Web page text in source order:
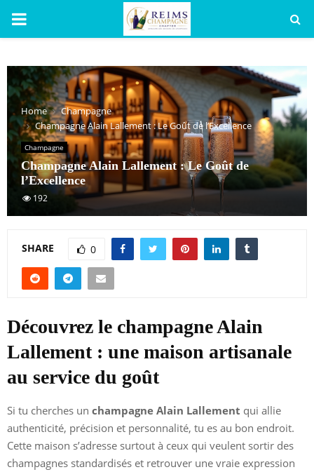
PRIMARY
Home
Champagne
Champagne Alain Lallement : Le Goût de l’Excellence
Champagne
Champagne Alain Lallement : Le Goût de
l’Excellence
192
SHARE 0
Découvrez le champagne Alain
Lallement : une maison artisanale
au service du goût
Si tu cherches un champagne Alain Lallement qui allie
authenticité, précision et personnalité, tu es au bon endroit.
Cette maison s’adresse surtout à ceux qui veulent sortir des
champagnes standardisés et retrouver une vraie expression